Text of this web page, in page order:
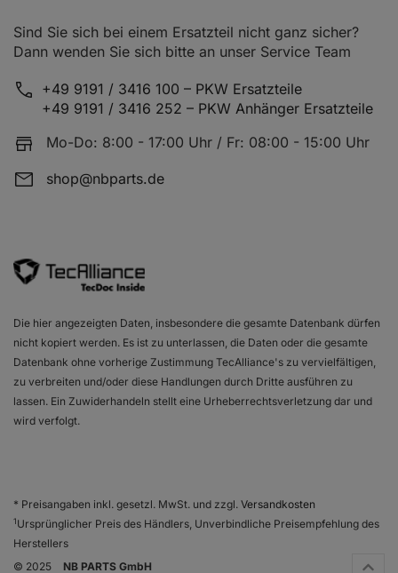
Sind Sie sich bei einem Ersatzteil nicht ganz sicher?
Dann wenden Sie sich bitte an unser Service Team
+49 9191 / 3416 100 – PKW Ersatzteile
+49 9191 / 3416 252 – PKW Anhänger Ersatzteile
Mo-Do: 8:00 - 17:00 Uhr / Fr: 08:00 - 15:00 Uhr
shop@nbparts.de
Die hier angezeigten Daten, insbesondere die gesamte Datenbank dürfen
nicht kopiert werden. Es ist zu unterlassen, die Daten oder die gesamte
Datenbank ohne vorherige Zustimmung TecAlliance's zu vervielfältigen,
zu verbreiten und/oder diese Handlungen durch Dritte ausführen zu
lassen. Ein Zuwiderhandeln stellt eine Urheberrechtsverletzung dar und
wird verfolgt.
* Preisangaben inkl. gesetzl. MwSt. und zzgl. Versandkosten
1Ursprünglicher Preis des Händlers, Unverbindliche Preisempfehlung des
Herstellers
© 2025
NB PARTS GmbH